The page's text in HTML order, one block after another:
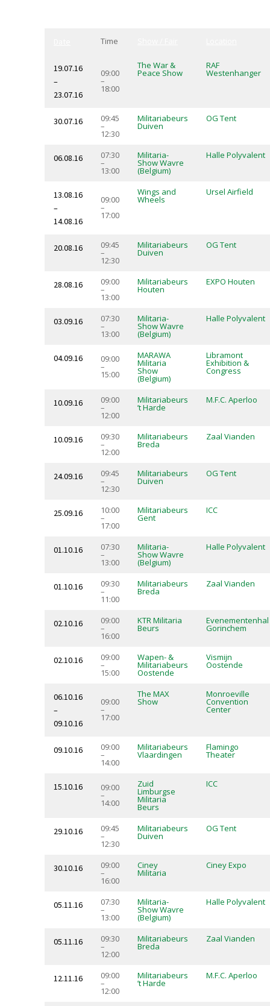
Time
19.07.16
–
23.07.16
09:00
–
18:00
The War &
Peace Show
RAF
Westenhanger
30.07.16 09:45
–
12:30
Militariabeurs
Duiven
OG Tent
06.08.16 07:30
–
13:00
Militaria-
Show Wavre
(Belgium)
Halle Polyvalent
13.08.16
–
14.08.16
09:00
–
17:00
Wings and
Wheels
Ursel Airfield
20.08.16 09:45
–
12:30
Militariabeurs
Duiven
OG Tent
28.08.16 09:00
–
13:00
Militariabeurs
Houten
EXPO Houten
03.09.16 07:30
–
13:00
Militaria-
Show Wavre
(Belgium)
Halle Polyvalent
04.09.16 09:00
–
15:00
MARAWA
Militaria
Show
(Belgium)
Libramont
Exhibition &
Congress
10.09.16 09:00
–
12:00
Militariabeurs
’t Harde
M.F.C. Aperloo
10.09.16 09:30
–
12:00
Militariabeurs
Breda
Zaal Vianden
24.09.16 09:45
–
12:30
Militariabeurs
Duiven
OG Tent
25.09.16 10:00
–
17:00
Militariabeurs
Gent
ICC
01.10.16 07:30
–
13:00
Militaria-
Show Wavre
(Belgium)
Halle Polyvalent
01.10.16 09:30
–
11:00
Militariabeurs
Breda
Zaal Vianden
02.10.16 09:00
–
16:00
KTR Militaria
Beurs
Evenementenhal
Gorinchem
02.10.16 09:00
–
15:00
Wapen- &
Militariabeurs
Oostende
Vismijn
Oostende
06.10.16
–
09.10.16
09:00
–
17:00
The MAX
Show
Monroeville
Convention
Center
09.10.16 09:00
–
14:00
Militariabeurs
Vlaardingen
Flamingo
Theater
15.10.16 09:00
–
14:00
Zuid
Limburgse
Militaria
Beurs
ICC
29.10.16 09:45
–
12:30
Militariabeurs
Duiven
OG Tent
30.10.16 09:00
–
16:00
Ciney
Militaria
Ciney Expo
05.11.16 07:30
–
13:00
Militaria-
Show Wavre
(Belgium)
Halle Polyvalent
05.11.16 09:30
–
12:00
Militariabeurs
Breda
Zaal Vianden
12.11.16 09:00
–
12:00
Militariabeurs
’t Harde
M.F.C. Aperloo